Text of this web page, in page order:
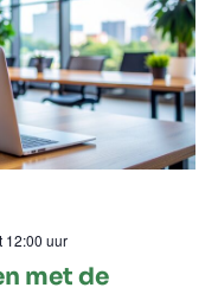
met de
12:00 uur